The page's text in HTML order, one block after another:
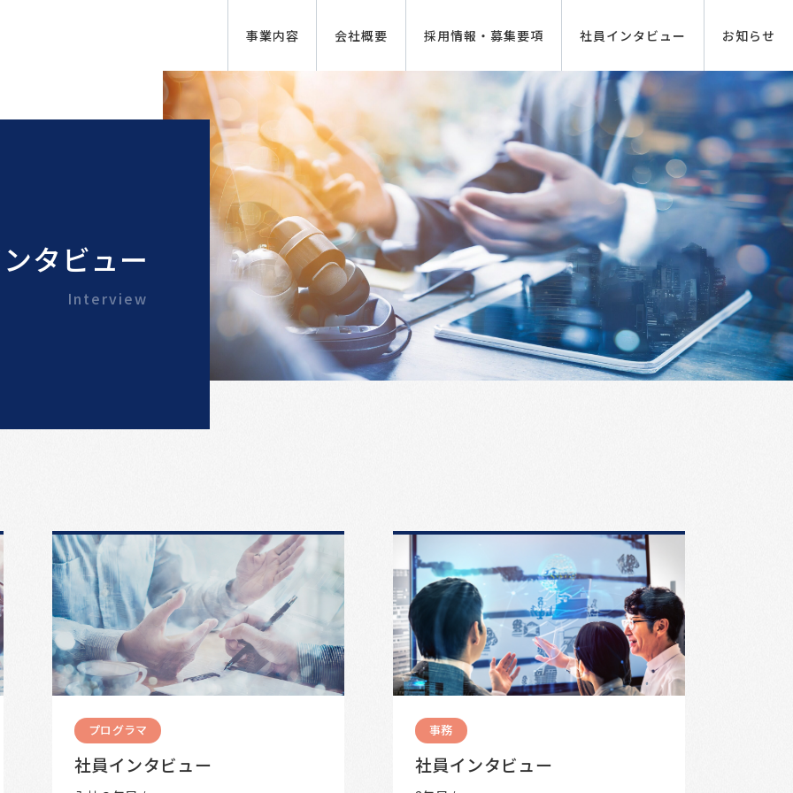
事業内容 会社概要 採用情報・募集要項 社員インタビュー お知らせ
タビュー
Interview
プログラマ
社員インタビュー
事務
社員インタビュー